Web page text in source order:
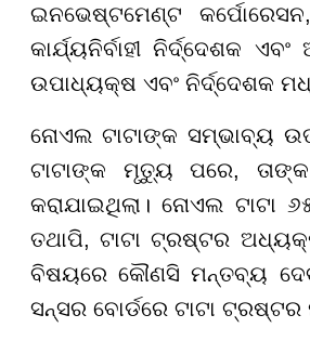
ଇନଭେଷ୍ଟମେଣ୍ଟ
କାର୍ଯ୍ୟନିର୍ବାହୀ ନିର୍ଦ୍ଦେଶକ
ଉପାଧ୍ୟକ୍ଷ ଏବଂ ନିର୍ଦ୍ଦେଶକ
ନୋଏଲ ଟାଟାଙ୍କ ସମ୍ଭାବ୍ୟ
ଟାଟାଙ୍କ ମୃତ୍ୟୁ ପରେ,
କରାଯାଇଥିଲା। ନୋଏଲ ଟାଟା
ତଥାପି, ଟାଟା ଟ୍ରଷ୍ଟର
ବିଷୟରେ କୌଣସି ମନ୍ତବ୍ୟ
ସନ୍ସର ବୋର୍ଡରେ ଟାଟା ଟ୍ରଷ୍ଟର